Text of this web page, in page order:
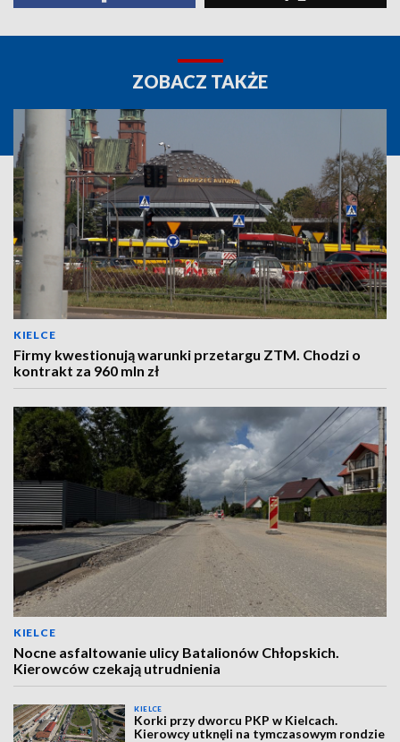
ZOBACZ TAKŻE
KIELCE
Firmy kwestionują warunki przetargu ZTM. Chodzi o
kontrakt za 960 mln zł
KIELCE
Nocne asfaltowanie ulicy Batalionów Chłopskich.
Kierowców czekają utrudnienia
KIELCE
Korki przy dworcu PKP w Kielcach.
Kierowcy utknęli na tymczasowym rondzie